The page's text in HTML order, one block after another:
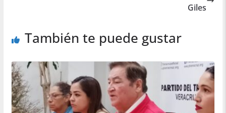
Giles
También te puede gustar